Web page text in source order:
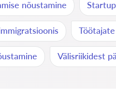
nõustamine
Välisriikidest